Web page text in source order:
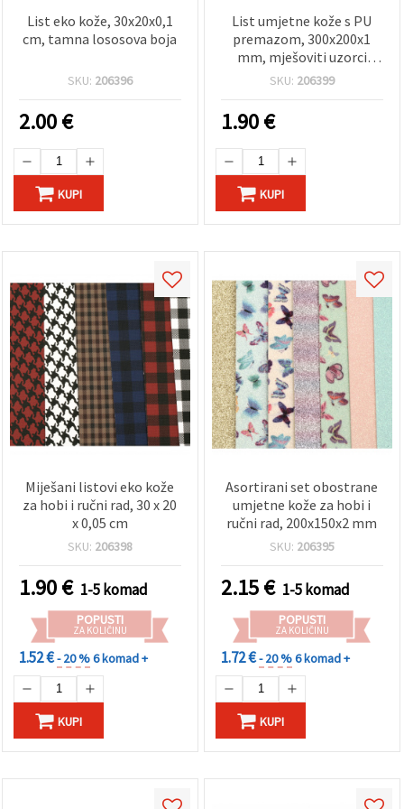
List eko kože, 30x20x0,1
cm, tamna lososova boja
SKU: 206396
2.00€
KUPI
List umjetne kože s PU
premazom, 300x200x1
mm, mješoviti uzorci
(mix)
SKU: 206399
1.90€
KUPI
Miješani listovi eko kože
za hobi i ručni rad, 30 x 20
x 0,05 cm
SKU: 206398
1.90€ 1-5 komad
POPUSTI
ZA KOLIČINU
1.52 €- 20 %6 komad +
KUPI
Asortirani set obostrane
umjetne kože za hobi i
ručni rad, 200x150x2 mm
SKU: 206395
2.15€ 1-5 komad
POPUSTI
ZA KOLIČINU
1.72 €- 20 %6 komad +
KUPI